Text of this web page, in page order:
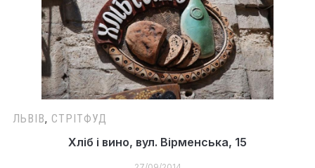
ЛЬВІВ, СТРІТФУД
Хліб і вино, вул. Вірменська, 15